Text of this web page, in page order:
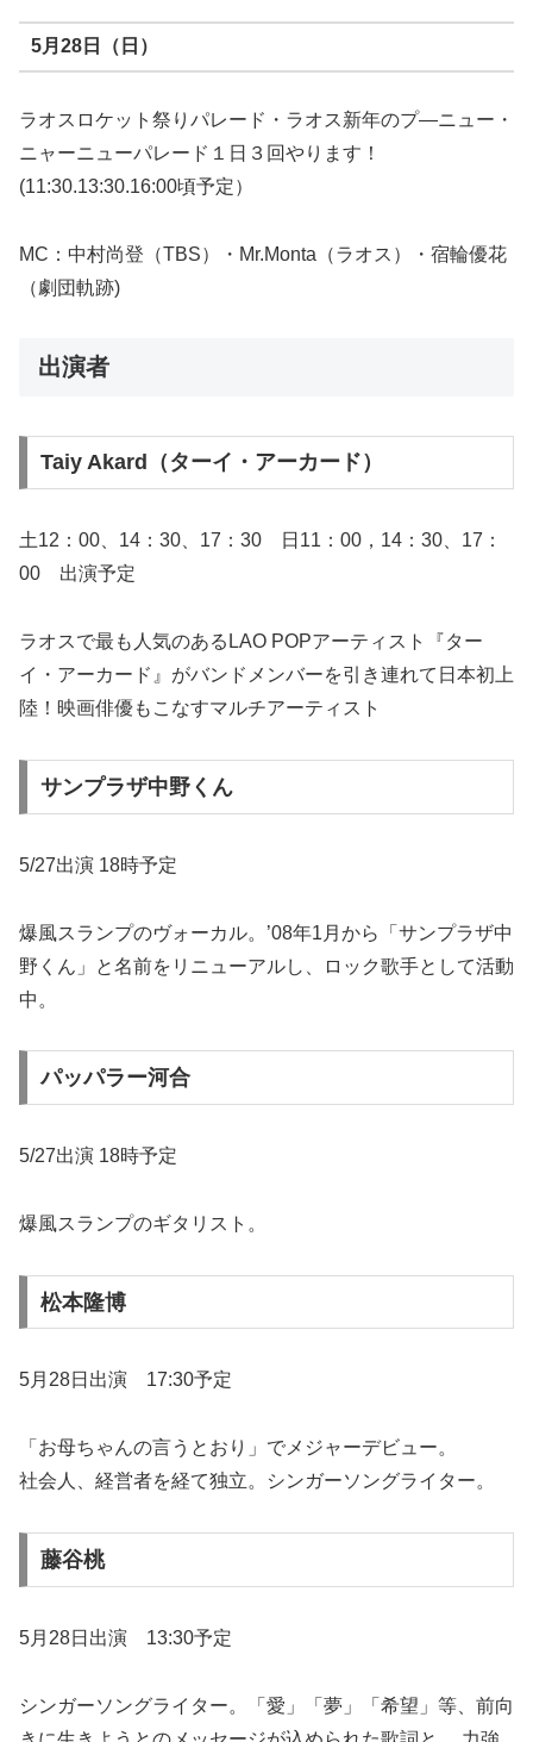
5月28日（日）
ラオスロケット祭りパレード・ラオス新年のプ―ニュー・
ニャーニューパレード１日３回やります！
(11:30.13:30.16:00頃予定）
MC：中村尚登（TBS）・Mr.Monta（ラオス）・宿輪優花
（劇団軌跡)
出演者
Taiy Akard（ターイ・アーカード）
土12：00、14：30、17：30 日11：00，14：30、17：
00 出演予定
ラオスで最も人気のあるLAO POPアーティスト『ター
イ・アーカード』がバンドメンバーを引き連れて日本初上
陸！映画俳優もこなすマルチアーティスト
サンプラザ中野くん
5/27出演 18時予定
爆風スランプのヴォーカル。’08年1月から「サンプラザ中
野くん」と名前をリニューアルし、ロック歌手として活動
中。
パッパラー河合
5/27出演 18時予定
爆風スランプのギタリスト。
松本隆博
5月28日出演 17:30予定
「お母ちゃんの言うとおり」でメジャーデビュー。
社会人、経営者を経て独立。シンガーソングライター。
藤谷桃
5月28日出演 13:30予定
シンガーソングライター。「愛」「夢」「希望」等、前向